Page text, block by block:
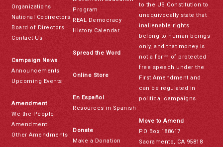
Organizations
National Codirectors
Board of Directors
Contact Us
Campaign News
Announcements
Upcoming Events
Amendment
We the People
Amendment
Other Amendments
Program
REAL Democracy
History Calendar
Spread the Word
Online Store
En Español
Resources in Spanish
Donate
Make a Donation
to the US Constitution to
unequivocally state that
inalienable rights
belong to human beings
only, and that money is
not a form of protected
free speech under the
First Amendment and
can be regulated in
political campaigns.
Move to Amend
PO Box 188617
Sacramento, CA 95818